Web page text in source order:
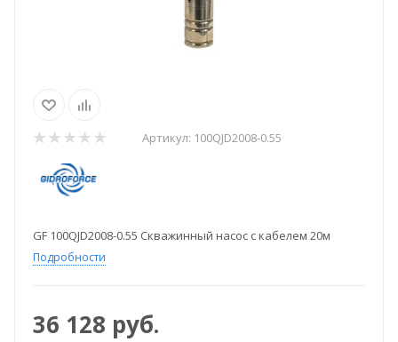
Артикул: 100QJD2008-0.55
GF 100QJD2008-0.55 Скважинный насос с кабелем 20м
Подробности
36 128 руб.